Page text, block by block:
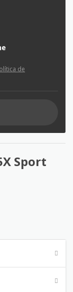
de
Sport